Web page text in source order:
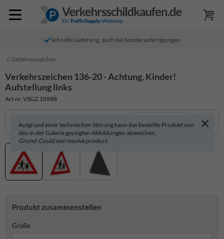
Schnelle Lieferung, auch bei Sonderanfertigungen
Gefahrenzeichen
Verkehrszeichen 136-20 - Achtung, Kinder!
Aufstellung links
Art.nr. VSGZ.10988
Aufgrund einer technischen Störung kann das bestellte Produkt von
den in der Galerie gezeigten Abbildungen abweichen.
Grund: Could not resolve product
In 3D anzeigen
Produkt zusammenstellen
Größe